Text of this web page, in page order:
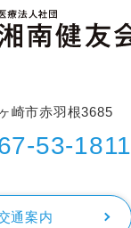
崎市赤羽根3685
53-1811
通案内